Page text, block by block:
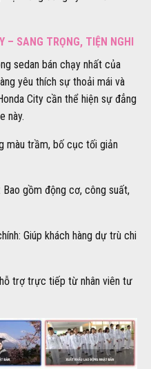
– SANG TRỌNG, TIỆN NGHI
sedan bán chạy nhất của
yêu thích sự thoải mái và
City cần thể hiện sự đẳng
này.
màu trầm, bố cục tối giản
gồm động cơ, công suất,
Giúp khách hàng dự trù chi
trợ trực tiếp từ nhân viên tư